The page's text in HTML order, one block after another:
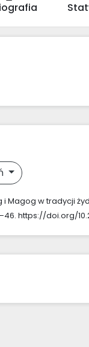
i Magog w tradycji
https://doi.org/